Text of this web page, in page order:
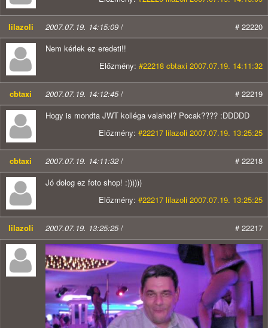
lilazoli 2007.07.19. 14:15:09 /
# 22220
Nem kérlek ez eredeti!!
Előzmény: #22218 cbtaxi 2007.07.19. 14:11:32
cbtaxi 2007.07.19. 14:12:45/
# 22219
Hogy is mondta JWT kolléga valahol? Pocak???? :DDDDD
Előzmény: #22217 lilazoli 2007.07.19. 13:25:25
cbtaxi 2007.07.19. 14:11:32/
# 22218
Jó dolog ez foto shop! :))))))
Előzmény: #22217 lilazoli 2007.07.19. 13:25:25
lilazoli 2007.07.19. 13:25:25/ # 22217